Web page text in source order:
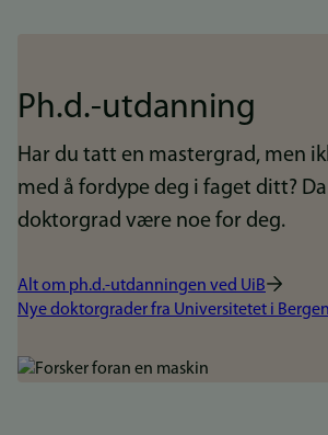
Ph.d.-utdanning
Har du tatt en mastergrad, men
med å fordype deg i faget ditt?
doktorgrad være noe for deg.
Alt om ph.d.-utdanningen ved UiB
Nye doktorgrader fra Universitetet i Bergen
Bilde